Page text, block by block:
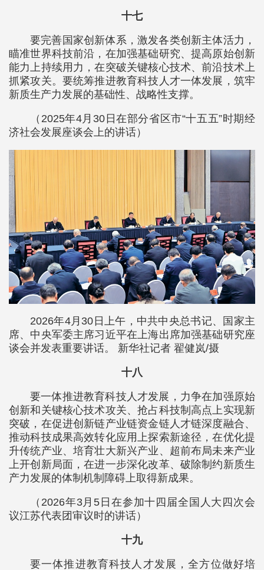
十七
要完善国家创新体系，激发各类创新主体活力，
瞄准世界科技前沿，在加强基础研究、提高原始创新
能力上持续用力，在突破关键核心技术、前沿技术上
抓紧攻关。要统筹推进教育科技人才一体发展，筑牢
新质生产力发展的基础性、战略性支撑。
（2025年4月30日在部分省区市“十五五”时期经
济社会发展座谈会上的讲话）
2026年4月30日上午，中共中央总书记、国家主
席、中央军委主席习近平在上海出席加强基础研究座
谈会并发表重要讲话。 新华社记者 翟健岚/摄
十八
要一体推进教育科技人才发展，力争在加强原始
创新和关键核心技术攻关、抢占科技制高点上实现新
突破，在促进创新链产业链资金链人才链深度融合、
推动科技成果高效转化应用上探索新途径，在优化提
升传统产业、培育壮大新兴产业、超前布局未来产业
上开创新局面，在进一步深化改革、破除制约新质生
产力发展的体制机制障碍上取得新成果。
（2026年3月5日在参加十四届全国人大四次会
议江苏代表团审议时的讲话）
十九
要一体推进教育科技人才发展，全方位做好培